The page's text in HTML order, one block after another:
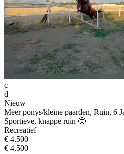
c
d
Nieuw
Meer ponys/kleine paarden, Ruin, 6
Sportieve, knappe ruin 🤩
Recreatief
€ 4.500
€ 4.500